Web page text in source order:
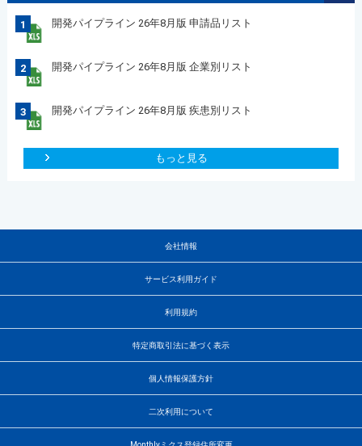
1 開発パイプライン 26年8月版 申請品リスト
2 開発パイプライン 26年8月版 企業別リスト
3 開発パイプライン 26年8月版 疾患別リスト
もっと見る
会社情報
サービス利用ガイド
利用規約
特定商取引法に基づく表示
個人情報保護方針
二次利用について